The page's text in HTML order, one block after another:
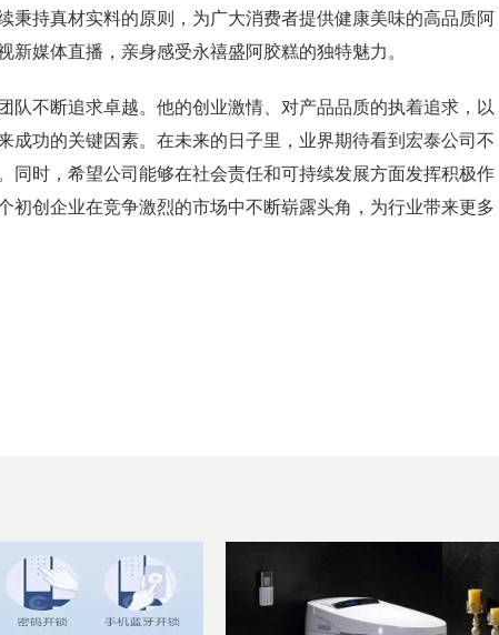
持真材实料的原则，为广大消费者提供健康美味的高品质阿
媒体直播，亲身感受永禧盛阿胶糕的独特魅力。
不断追求卓越。他的创业激情、对产品品质的执着追求，以
功的关键因素。在未来的日子里，业界期待看到宏泰公司不
时，希望公司能够在社会责任和可持续发展方面发挥积极作
创企业在竞争激烈的市场中不断崭露头角，为行业带来更多